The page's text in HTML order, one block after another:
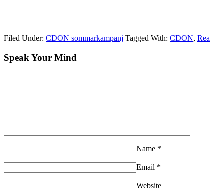
Filed Under: CDON sommarkampanj Tagged With: CDON, Rea
Speak Your Mind
Name *
Email *
Website